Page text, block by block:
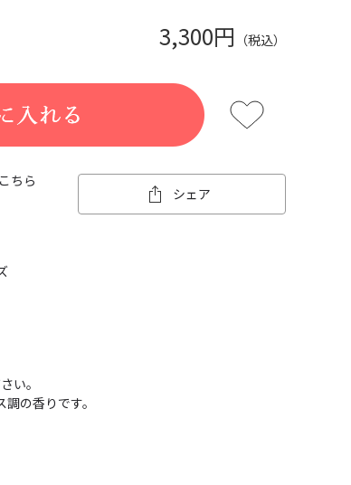
ちら
シェア
3,300円 （税込）
い。
の香りです。